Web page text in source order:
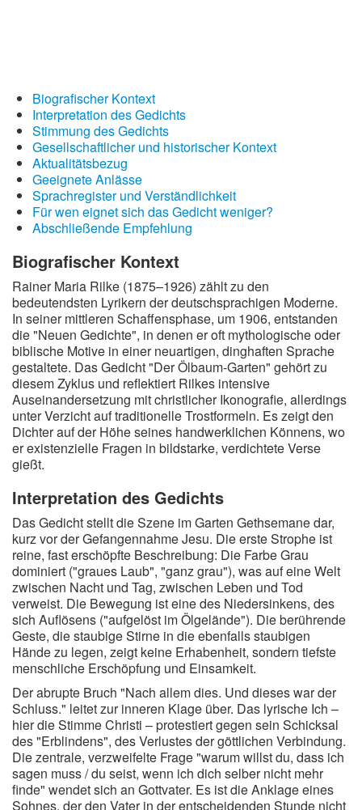
Wintergedichte
Dichter
Gedichte-Quiz
Zufallsgedicht
Biografischer Kontext
Interpretation des Gedichts
Stimmung des Gedichts
Gesellschaftlicher und historischer Kontext
Aktualitätsbezug
Geeignete Anlässe
Sprachregister und Verständlichkeit
Für wen eignet sich das Gedicht weniger?
Abschließende Empfehlung
Biografischer Kontext
Rainer Maria Rilke (1875–1926) zählt zu den
bedeutendsten Lyrikern der deutschsprachigen Moderne.
In seiner mittleren Schaffensphase, um 1906, entstanden
die "Neuen Gedichte", in denen er oft mythologische oder
biblische Motive in einer neuartigen, dinghaften Sprache
gestaltete. Das Gedicht "Der Ölbaum-Garten" gehört zu
diesem Zyklus und reflektiert Rilkes intensive
Auseinandersetzung mit christlicher Ikonografie, allerdings
unter Verzicht auf traditionelle Trostformeln. Es zeigt den
Dichter auf der Höhe seines handwerklichen Könnens, wo
er existenzielle Fragen in bildstarke, verdichtete Verse
gießt.
Interpretation des Gedichts
Das Gedicht stellt die Szene im Garten Gethsemane dar,
kurz vor der Gefangennahme Jesu. Die erste Strophe ist
reine, fast erschöpfte Beschreibung: Die Farbe Grau
dominiert ("graues Laub", "ganz grau"), was auf eine Welt
zwischen Nacht und Tag, zwischen Leben und Tod
verweist. Die Bewegung ist eine des Niedersinkens, des
sich Auflösens ("aufgelöst im Ölgelände"). Die berührende
Geste, die staubige Stirne in die ebenfalls staubigen
Hände zu legen, zeigt keine Erhabenheit, sondern tiefste
menschliche Erschöpfung und Einsamkeit.
Der abrupte Bruch "Nach allem dies. Und dieses war der
Schluss." leitet zur inneren Klage über. Das lyrische Ich –
hier die Stimme Christi – protestiert gegen sein Schicksal
des "Erblindens", des Verlustes der göttlichen Verbindung.
Die zentrale, verzweifelte Frage "warum willst du, dass ich
sagen muss / du seist, wenn ich dich selber nicht mehr
finde" wendet sich an Gottvater. Es ist die Anklage eines
Sohnes, der den Vater in der entscheidenden Stunde nicht